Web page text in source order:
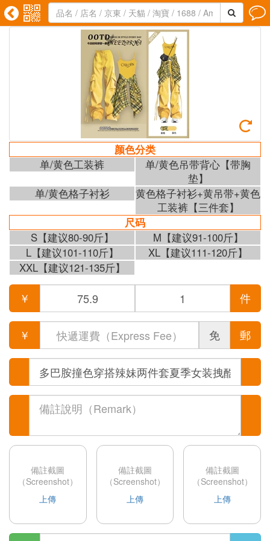
   

颜色分类
单/黄色工装裤
单/黄色吊带背心【带胸
垫】
单/黄色格子衬衫
黄色格子衬衫+黄吊带+黄色
工装裤【三件套】
尺码
S【建议80-90斤】
M【建议91-100斤】
L【建议101-110斤】
XL【建议111-120斤】
XXL【建议121-135斤】
￥ 件
￥ 免 郵
備註截圖
（Screenshot）
上傳
備註截圖
（Screenshot）
上傳
備註截圖
（Screenshot）
上傳